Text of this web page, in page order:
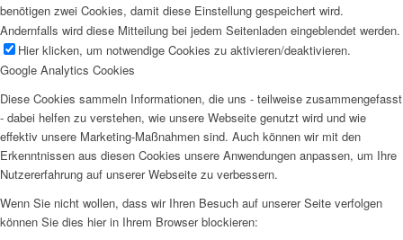
benötigen zwei Cookies, damit diese Einstellung gespeichert wird.
Andernfalls wird diese Mitteilung bei jedem Seitenladen eingeblendet werden.
Hier klicken, um notwendige Cookies zu aktivieren/deaktivieren.
Google Analytics Cookies
Diese Cookies sammeln Informationen, die uns - teilweise zusammengefasst
- dabei helfen zu verstehen, wie unsere Webseite genutzt wird und wie
effektiv unsere Marketing-Maßnahmen sind. Auch können wir mit den
Erkenntnissen aus diesen Cookies unsere Anwendungen anpassen, um Ihre
Nutzererfahrung auf unserer Webseite zu verbessern.
Wenn Sie nicht wollen, dass wir Ihren Besuch auf unserer Seite verfolgen
können Sie dies hier in Ihrem Browser blockieren: